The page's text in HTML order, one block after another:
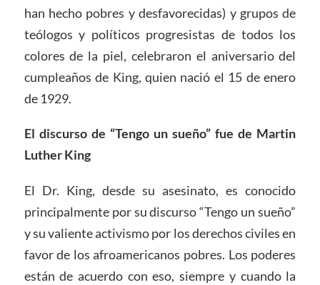
han hecho pobres y desfavorecidas) y grupos de
teólogos y políticos progresistas de todos los
colores de la piel, celebraron el aniversario del
cumpleaños de King, quien nació el 15 de enero
de 1929.
El discurso de “Tengo un sueño” fue de Martin
Luther King
El Dr. King, desde su asesinato, es conocido
principalmente por su discurso “Tengo un sueño”
y su valiente activismo por los derechos civiles en
favor de los afroamericanos pobres. Los poderes
están de acuerdo con eso, siempre y cuando la